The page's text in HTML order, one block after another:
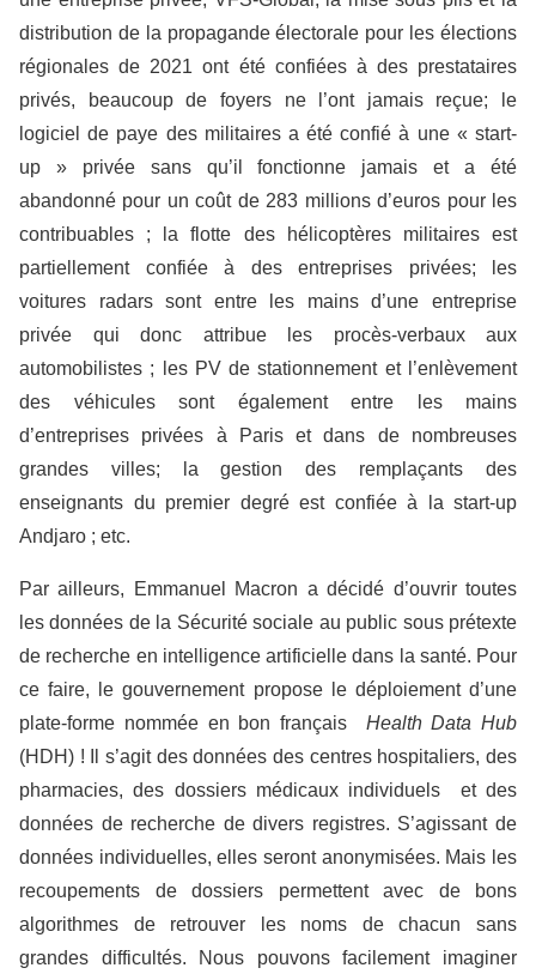
distribution de la propagande électorale pour les élections
régionales de 2021 ont été confiées à des prestataires
privés, beaucoup de foyers ne l’ont jamais reçue; le
logiciel de paye des militaires a été confié à une « start-
up » privée sans qu’il fonctionne jamais et a été
abandonné pour un coût de 283 millions d’euros pour les
contribuables ; la flotte des hélicoptères militaires est
partiellement confiée à des entreprises privées; les
voitures radars sont entre les mains d’une entreprise
privée qui donc attribue les procès-verbaux aux
automobilistes ; les PV de stationnement et l’enlèvement
des véhicules sont également entre les mains
d’entreprises privées à Paris et dans de nombreuses
grandes villes; la gestion des remplaçants des
enseignants du premier degré est confiée à la start-up
Andjaro ; etc.
Par ailleurs, Emmanuel Macron a décidé d’ouvrir toutes
les données de la Sécurité sociale au public sous prétexte
de recherche en intelligence artificielle dans la santé. Pour
ce faire, le gouvernement propose le déploiement d’une
plate-forme nommée en bon français Health Data Hub
(HDH) ! Il s’agit des données des centres hospitaliers, des
pharmacies, des dossiers médicaux individuels et des
données de recherche de divers registres. S’agissant de
données individuelles, elles seront anonymisées. Mais les
recoupements de dossiers permettent avec de bons
algorithmes de retrouver les noms de chacun sans
grandes difficultés. Nous pouvons facilement imaginer